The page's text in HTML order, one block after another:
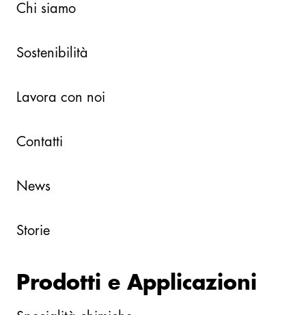
Chi siamo
Sostenibilità
Lavora con noi
Contatti
News
Storie
Prodotti e Applicazioni